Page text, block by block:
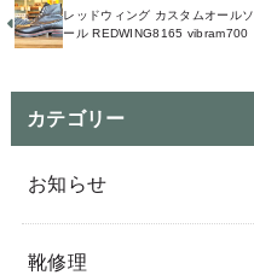
レッドウィング カスタムオールソ
ール REDWING8165 vibram700
カテゴリー
お知らせ
靴修理